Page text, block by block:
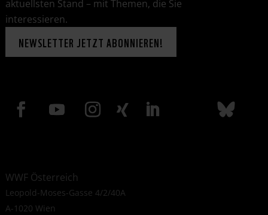
aktuellsten Stand – mit Themen, die Sie
interessieren.
NEWSLETTER JETZT ABONNIEREN!
WWF Österreich
Leopold-Moses-Gasse 4/2/40A
A-1020 Wien